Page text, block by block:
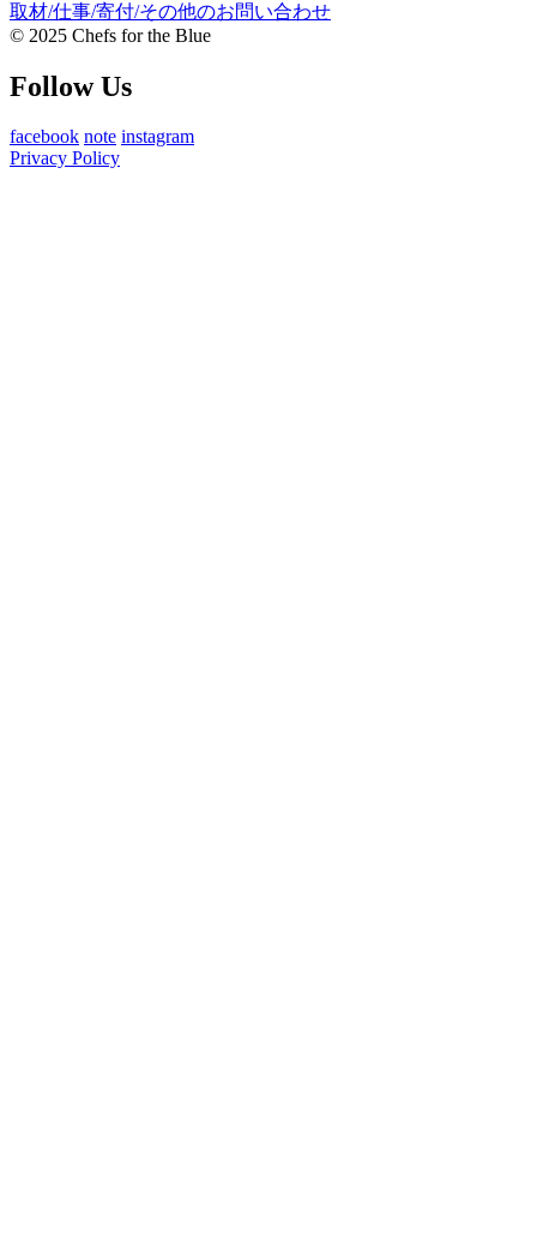
取材/仕事/寄付/その他のお問い合わせ
© 2025 Chefs for the Blue
Follow Us
facebook note instagram
Privacy Policy